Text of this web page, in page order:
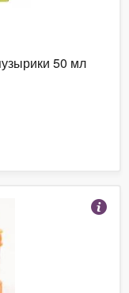
50 мл